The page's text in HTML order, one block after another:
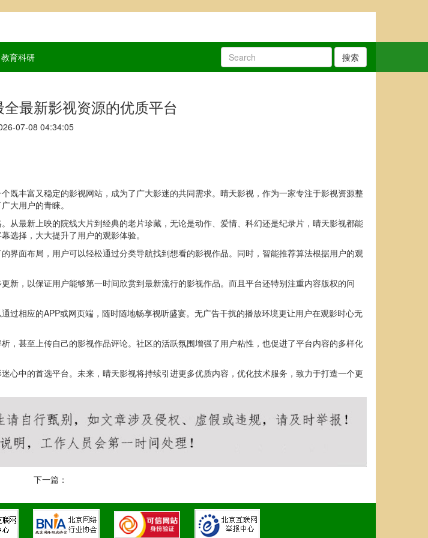
教育科研 搜索
最新影视资源的优质平台
07-08 04:34:05
既丰富又稳定的影视网站，成为了广大影迷的共同需求。晴天影视，作为一家专注于影视资源整
大用户的青睐。
从最新上映的院线大片到经典的老片珍藏，无论是动作、爱情、科幻还是纪录片，晴天影视都能
选择，大大提升了用户的观影体验。
界面布局，用户可以轻松通过分类导航找到想看的影视作品。同时，智能推荐算法根据用户的观
，以保证用户能够第一时间欣赏到最新流行的影视作品。而且平台还特别注重内容版权的问
相应的APP或网页端，随时随地畅享视听盛宴。无广告干扰的播放环境更让用户在观影时心无
，甚至上传自己的影视作品评论。社区的活跃氛围增强了用户粘性，也促进了平台内容的多样化
中的首选平台。未来，晴天影视将持续引进更多优质内容，优化技术服务，致力于打造一个更
下一篇：